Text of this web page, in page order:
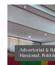
Advertorial &
Nasional ,